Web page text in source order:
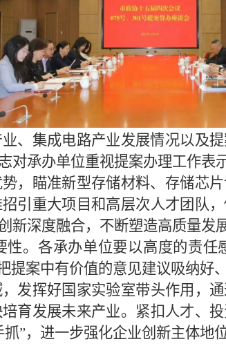
、集成电路产业发展情况以及
承办单位重视提案办理工作表
，瞄准新型存储材料、存储芯
引重大项目和高层次人才团队
深度融合，不断塑造高质量发
。各承办单位要以高度的责
提案中有价值的意见建议吸纳
发挥好国家实验室带头作用，
育发展未来产业。紧扣人才、
”，进一步强化企业创新主体